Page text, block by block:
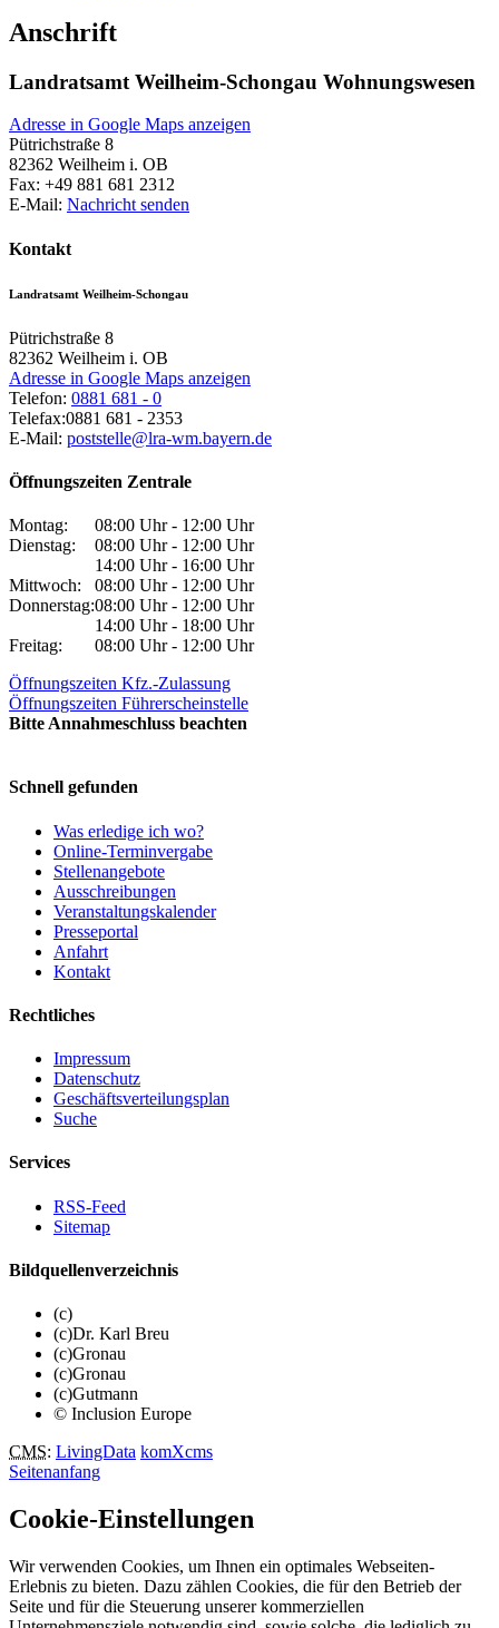
Anschrift
Landratsamt Weilheim-Schongau Wohnungswesen
Adresse in Google Maps anzeigen
Pütrichstraße 8
82362 Weilheim i. OB
Fax: +49 881 681 2312
E-Mail: Nachricht senden
Kontakt
Landratsamt Weilheim-Schongau
Pütrichstraße 8
82362 Weilheim i. OB
Adresse in Google Maps anzeigen
Telefon: 0881 681 - 0
Telefax:0881 681 - 2353
E-Mail: poststelle@lra-wm.bayern.de
Öffnungszeiten Zentrale
Montag:
08:00 Uhr - 12:00 Uhr
Dienstag:
08:00 Uhr - 12:00 Uhr
14:00 Uhr - 16:00 Uhr
Mittwoch:
08:00 Uhr - 12:00 Uhr
Donnerstag:08:00 Uhr - 12:00 Uhr
14:00 Uhr - 18:00 Uhr
Freitag:
08:00 Uhr - 12:00 Uhr
Öffnungszeiten Kfz.-Zulassung
Öffnungszeiten Führerscheinstelle
Bitte Annahmeschluss beachten
Schnell gefunden
Was erledige ich wo?
Online-Terminvergabe
Stellenangebote
Ausschreibungen
Veranstaltungskalender
Presseportal
Anfahrt
Kontakt
Rechtliches
Impressum
Datenschutz
Geschäftsverteilungsplan
Suche
Services
RSS-Feed
Sitemap
Bildquellenverzeichnis
(c)
(c)Dr. Karl Breu
(c)Gronau
(c)Gronau
(c)Gutmann
© Inclusion Europe
CMS: LivingData komXcms
Seitenanfang
Cookie-Einstellungen
Wir verwenden Cookies, um Ihnen ein optimales Webseiten-
Erlebnis zu bieten. Dazu zählen Cookies, die für den Betrieb der
Seite und für die Steuerung unserer kommerziellen